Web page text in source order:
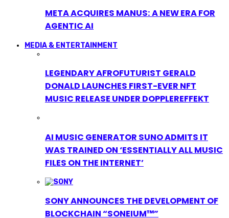
META ACQUIRES MANUS: A NEW ERA FOR
AGENTIC AI
MEDIA & ENTERTAINMENT
LEGENDARY AFROFUTURIST GERALD
DONALD LAUNCHES FIRST-EVER NFT
MUSIC RELEASE UNDER DOPPLEREFFEKT
AI MUSIC GENERATOR SUNO ADMITS IT
WAS TRAINED ON ‘ESSENTIALLY ALL MUSIC
FILES ON THE INTERNET’
SONY ANNOUNCES THE DEVELOPMENT OF
BLOCKCHAIN “SONEIUM™”